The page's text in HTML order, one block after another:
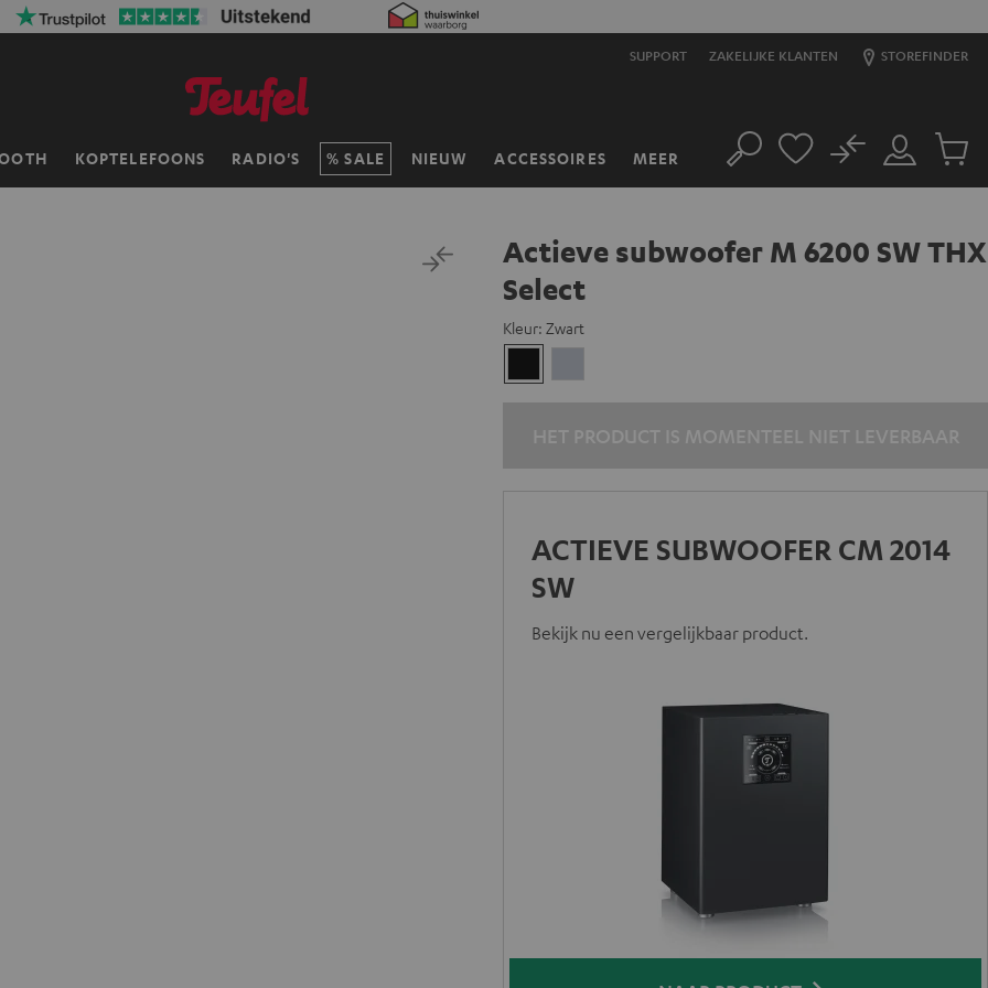
SUPPORT ZAKELIJKE KLANTEN STOREFINDER
KOPTELEFOONS RADIO'S SALE NIEUW ACCESSOIRES MEER Zoeken
Mijn
account
No
Actieve subwoofer M 6200 SW THX
Select
Kleur: Zwart
ACTIEVE SUBWOOFER CM 2014
SW
Bekijk nu een vergelijkbaar product.